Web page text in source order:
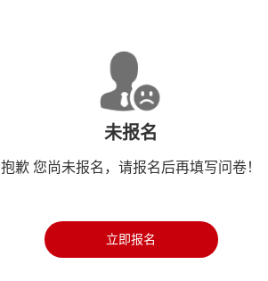
未报名
抱歉 您尚未报名，请报名后再填写问卷！
立即报名